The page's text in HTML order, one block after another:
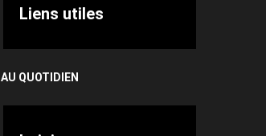
Liens utiles
AU QUOTIDIEN